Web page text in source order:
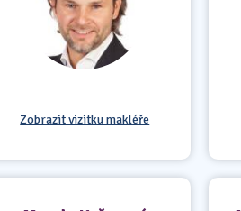
Zobrazit vizitku makléře